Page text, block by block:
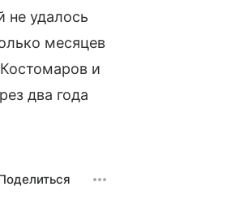
не удалось
месяцев
и
два года